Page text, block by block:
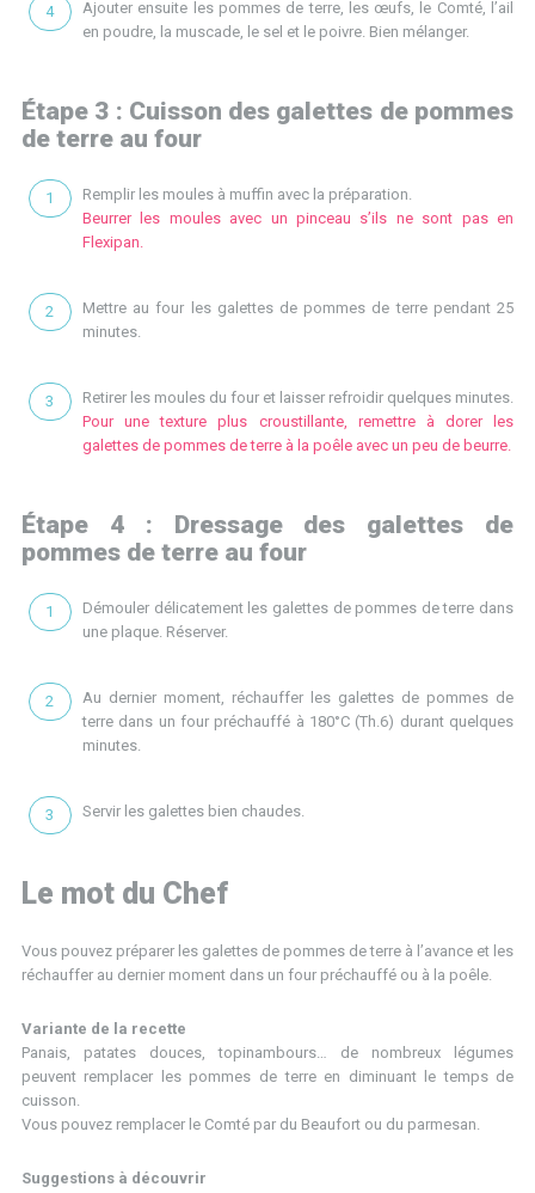
Ajouter ensuite les pommes de terre, les œufs, le Comté, l’ail
en poudre, la muscade, le sel et le poivre. Bien mélanger.
Étape 3 : Cuisson des galettes de pommes
de terre au four
Remplir les moules à muffin avec la préparation.
Beurrer les moules avec un pinceau s’ils ne sont pas en
Flexipan.
Mettre au four les galettes de pommes de terre pendant 25
minutes.
Retirer les moules du four et laisser refroidir quelques minutes.
Pour une texture plus croustillante, remettre à dorer les
galettes de pommes de terre à la poêle avec un peu de beurre.
Étape 4 : Dressage des galettes de
pommes de terre au four
Démouler délicatement les galettes de pommes de terre dans
une plaque. Réserver.
Au dernier moment, réchauffer les galettes de pommes de
terre dans un four préchauffé à 180°C (Th.6) durant quelques
minutes.
Servir les galettes bien chaudes.
Le mot du Chef
Vous pouvez préparer les galettes de pommes de terre à l’avance et les
réchauffer au dernier moment dans un four préchauffé ou à la poêle.
Variante de la recette
Panais, patates douces, topinambours… de nombreux légumes
peuvent remplacer les pommes de terre en diminuant le temps de
cuisson.
Vous pouvez remplacer le Comté par du Beaufort ou du parmesan.
Suggestions à découvrir